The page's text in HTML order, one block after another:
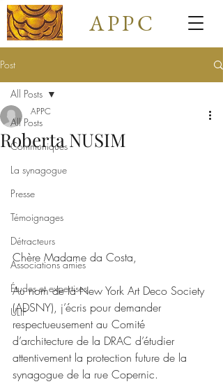
APPC
Post
All Posts
Communiqués
La synagogue
Presse
Témoignages
Détracteurs
Associations amies
Études et expertises
ULIF
All Posts
Roberta NUSIM
APPC
Chère Madame da Costa,
Au nom de la New York Art Deco Society
(ADSNY), j’écris pour demander
respectueusement au Comité
d’architecture de la DRAC d’étudier
attentivement la protection future de la
synagogue de la rue Copernic.